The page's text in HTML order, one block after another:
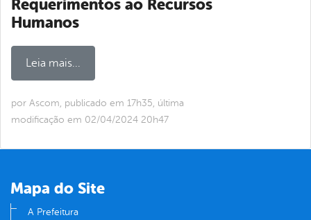
Requerimentos ao Recursos
Humanos
Leia mais...
por Ascom, publicado em 17h35, última
modificação em 02/04/2024 20h47
Mapa do Site
A Prefeitura